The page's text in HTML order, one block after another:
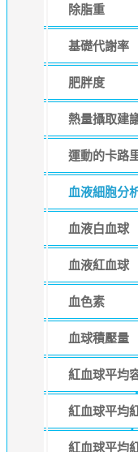
除脂重
基礎代謝率
肥胖度
熱量攝取建
運動的卡路
血液細胞分
血液白血球
血液紅血球
血色素
血球積壓量
紅血球平均
紅血球平均
紅血球平均